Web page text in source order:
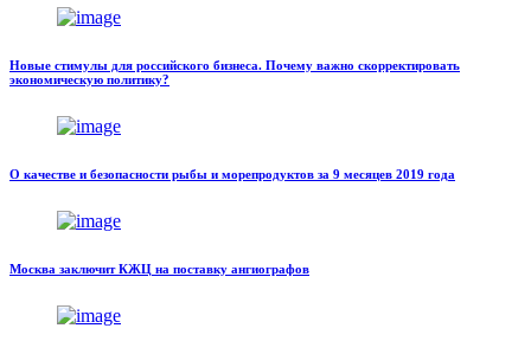
Новые стимулы для российского бизнеса. Почему важно скорректировать
экономическую политику?
О качестве и безопасности рыбы и морепродуктов за 9 месяцев 2019 года
Москва заключит КЖЦ на поставку ангиографов